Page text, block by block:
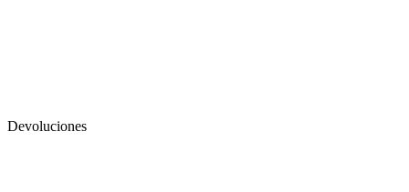
Devoluciones